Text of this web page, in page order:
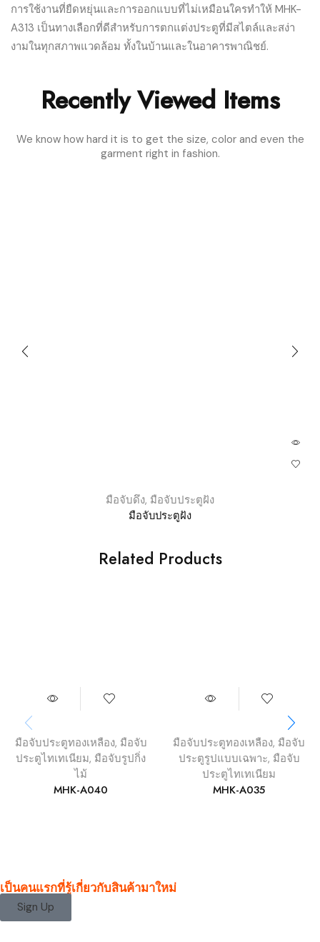
การใช้งานที่ยืดหยุ่นและการออกแบบที่ไม่เหมือนใครทำให้ MHK-
A313 เป็นทางเลือกที่ดีสำหรับการตกแต่งประตูที่มีสไตล์และสง่า
งามในทุกสภาพแวดล้อม ทั้งในบ้านและในอาคารพาณิชย์.
Recently Viewed Items
We know how hard it is to get the size, color and even the
garment right in fashion.
มือจับดึง, มือจับประตูฝัง
มือจับประตูฝัง
Related Products
มือจับประตูทองเหลือง, มือจับ
ประตูไทเทเนียม, มือจับรูปกิ่ง
ไม้
MHK-A040
มือจับประตูทองเหลือง, มือจับ
ประตูรูปแบบเฉพาะ, มือจับ
ประตูไทเทเนียม
MHK-A035
เป็นคนแรกที่รู้เกี่ยวกับสินค้ามาใหม่
Sign Up